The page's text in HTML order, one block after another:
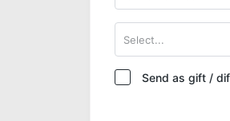
Select...
Send as gift /